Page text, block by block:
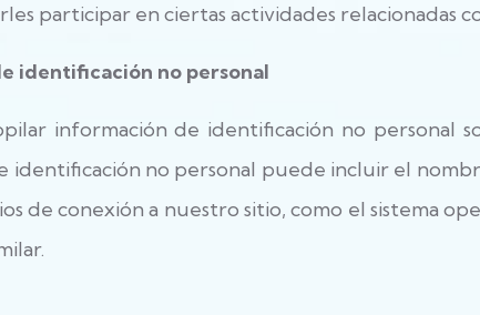
participar en ciertas actividades relacionadas
identificación no personal
información de identificación no personal
identificación no personal puede incluir el
de conexión a nuestro sitio, como el sistema